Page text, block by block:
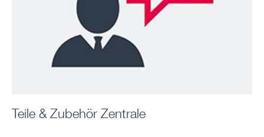
Teile & Zubehör Zentrale